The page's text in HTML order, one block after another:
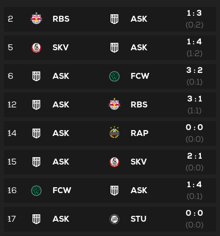
2 RBS ASK
1 : 3
(0:2)
5 SKV ASK
1 : 4
(1:2)
6 ASK FCW
3 : 2
(0:1)
12 ASK RBS
3 : 1
(1:1)
14 ASK RAP
0 : 0
(0:0)
15 ASK SKV
2 : 1
(0:0)
16 FCW ASK
1 : 4
(0:1)
17 ASK STU
0 : 0
(0:0)